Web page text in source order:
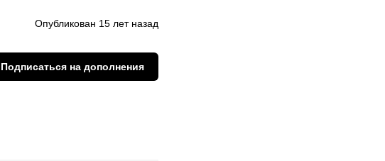
Опубликован 15 лет назад
Подписаться на дополнения